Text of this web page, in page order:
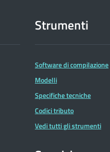
Strumenti
Software di compilazione
Modelli
Specifiche tecniche
Codici tributo
Vedi tutti gli strumenti